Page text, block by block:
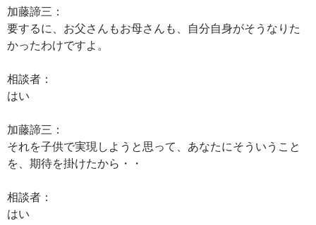
加藤諦三：
要するに、お父さんもお母さんも、自分自身がそうなりた
かったわけですよ。
相談者：
はい
加藤諦三：
それを子供で実現しようと思って、あなたにそういうこと
を、期待を掛けたから・・
相談者：
はい